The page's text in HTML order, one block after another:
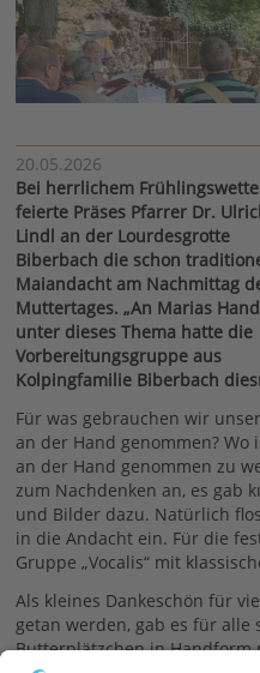
20.05.2026
Bei herrlichem
feierte Präses Pfarrer Dr.
Lindl an der Lourdesgrotte
Biberbach die schon
Maiandacht am Nachmittag
Muttertages. „An Marias
unter dieses Thema hatte die
Vorbereitungsgruppe aus
Kolpingfamilie Biberbach
Für was gebrauchen wir
an der Hand genommen?
an der Hand genommen zu
zum Nachdenken an, es gab
und Bilder dazu. Natürlich
in die Andacht ein. Für die
Gruppe „Vocalis“ mit
Als kleines Dankeschön für
getan werden, gab es für alle
Butterplätzchen in Handform